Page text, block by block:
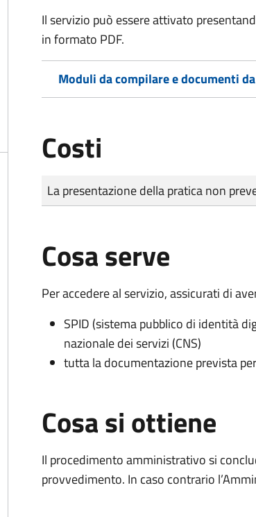
Il servizio può essere attivato
in formato PDF.
Moduli da compilare e documenti
Costi
Tipo di pagamento
Importo
La presentazione della pratica non
Cosa serve
Per accedere al servizio, assicurati di
SPID (sistema pubblico di identità
nazionale dei servizi (CNS)
tutta la documentazione prevista
Cosa si ottiene
Il procedimento amministrativo si
provvedimento. In caso contrario